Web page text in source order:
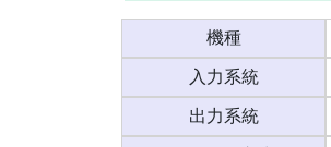
機種
入力系統
出力系統